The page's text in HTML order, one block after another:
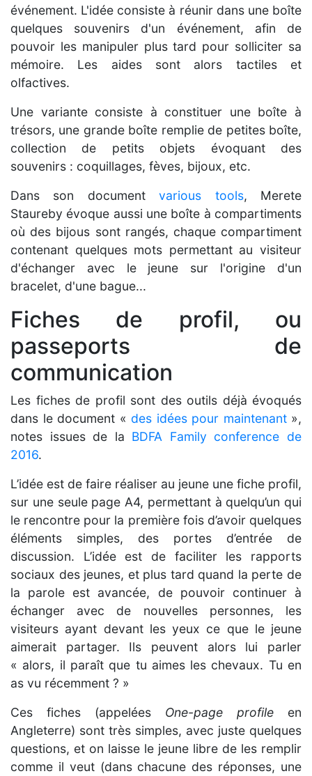
événement. L'idée consiste à réunir dans une boîte
quelques souvenirs d'un événement, afin de
pouvoir les manipuler plus tard pour solliciter sa
mémoire. Les aides sont alors tactiles et
olfactives.
Une variante consiste à constituer une boîte à
trésors, une grande boîte remplie de petites boîte,
collection de petits objets évoquant des
souvenirs : coquillages, fèves, bijoux, etc.
Dans son documentvarious tools, Merete
Staureby évoque aussi une boîte à compartiments
où des bijous sont rangés, chaque compartiment
contenant quelques mots permettant au visiteur
d'échanger avec le jeune sur l'origine d'un
bracelet, d'une bague...
Fiches de profil, ou
passeports de
communication
Les fiches de profil sont des outils déjà évoqués
dans le document « des idées pour maintenant»,
notes issues de la BDFA Family conference de
2016.
L’idée est de faire réaliser au jeune une fiche profil,
sur une seule page A4, permettant à quelqu’un qui
le rencontre pour la première fois d’avoir quelques
éléments simples, des portes d’entrée de
discussion. L’idée est de faciliter les rapports
sociaux des jeunes, et plus tard quand la perte de
la parole est avancée, de pouvoir continuer à
échanger avec de nouvelles personnes, les
visiteurs ayant devant les yeux ce que le jeune
aimerait partager. Ils peuvent alors lui parler
« alors, il paraît que tu aimes les chevaux. Tu en
as vu récemment ? »
Ces fiches (appelées One-page profile en
Angleterre) sont très simples, avec juste quelques
questions, et on laisse le jeune libre de les remplir
comme il veut (dans chacune des réponses, une